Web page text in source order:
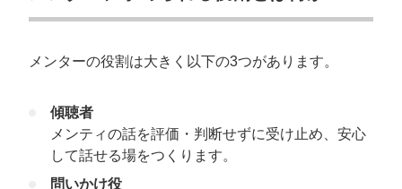
メンターの役割は大きく以下の3つがあります。
傾聴者
メンティの話を評価・判断せずに受け止め、安心
して話せる場をつくります。
問いかけ役